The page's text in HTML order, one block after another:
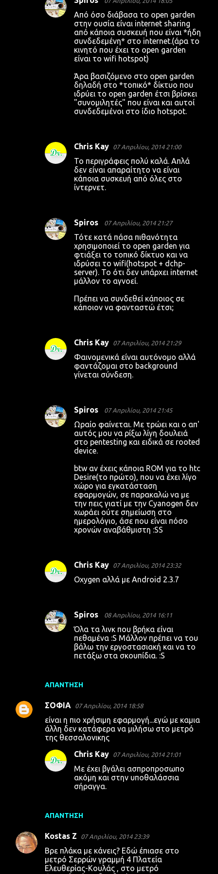
ΑΠΆΝΤΗΣΗ
Από όσο διάβασα το open garden
στην ουσία είναι internet sharing
από κάποια συσκευή που είναι *ήδη
συνδεδεμένη* στο internet.(άρα το
κινητό που έχει το open garden
είναι το wifi hotspot)
Άρα βασιζόμενο στο open garden
δηλαδή στο *τοπικό* δίκτυο που
ιδρύει το open garden έτσι βρίσκει
"συνομιλητές" που είναι και αυτοί
συνδεδεμένοι στο ίδιο hotspot.
Chris Kay 07 Απριλίου, 2014 21:00
Το περιγράφεις πολύ καλά. Απλά
δεν είναι απαραίτητο να είναι
κάποια συσκευή από όλες στο
ίντερνετ.
Spiros 07 Απριλίου, 2014 21:27
Τότε κατά πάσα πιθανότητα
χρησιμοποιεί το open garden για
φτιάξει το τοπικό δίκτυο και να
ιδρύσει το wifi(hotspot + dchp-
server). Το ότι δεν υπάρχει internet
μάλλον το αγνοεί.
Πρέπει να συνδεθεί κάποιος σε
κάποιον να φανταστώ έτσι;
Chris Kay 07 Απριλίου, 2014 21:29
Φαινομενικά είναι αυτόνομο αλλά
φαντάζομαι στο background
γίνεται σύνδεση.
Spiros 07 Απριλίου, 2014 21:45
Ωραίο φαίνεται. Με τρώει και ο απ'
αυτός μου να ρίξω λίγη δουλειά
στο pentesting και ειδικά σε rooted
device.
btw αν έχεις κάποια ROM για το htc
Desire(το πρώτο), που να έχει λίγο
χώρο για εγκατάσταση
εφαρμογών, σε παρακαλώ να με
την πεις γιατί με την Cyanogen δεν
χωράει ούτε σημείωση στο
ημερολόγιο, άσε που είναι πόσο
χρονών αναβάθμιστη :SS
Chris Kay 07 Απριλίου, 2014 23:32
Oxygen αλλά με Android 2.3.7
Spiros 08 Απριλίου, 2014 16:11
Όλα τα λινκ που βρήκα είναι
πεθαμένα :S Μάλλον πρέπει να του
βάλω την εργοστασιακή και να το
πετάξω στα σκουπίδια. :S
ΣΟΦΙΑ 07 Απριλίου, 2014 18:58
είναι η πιο χρήσιμη εφαρμογή...εγώ με καμια
άλλη δεν κατάφερα να μιλήσω στο μετρό
της θεσσαλονικης
ΑΠΆΝΤΗΣΗ
Chris Kay 07 Απριλίου, 2014 21:01
Με έχει βγάλει ασπροπροσωπο
ακόμη και στην υποθαλάσσια
σήραγγα.
Kostas Z 07 Απριλίου, 2014 23:39
Βρε πλάκα με κάνεις? Εδώ έπιασε στο
μετρό Σερρών γραμμή 4 Πλατεία
Ελευθερίας-Κουλάς , στο μετρό